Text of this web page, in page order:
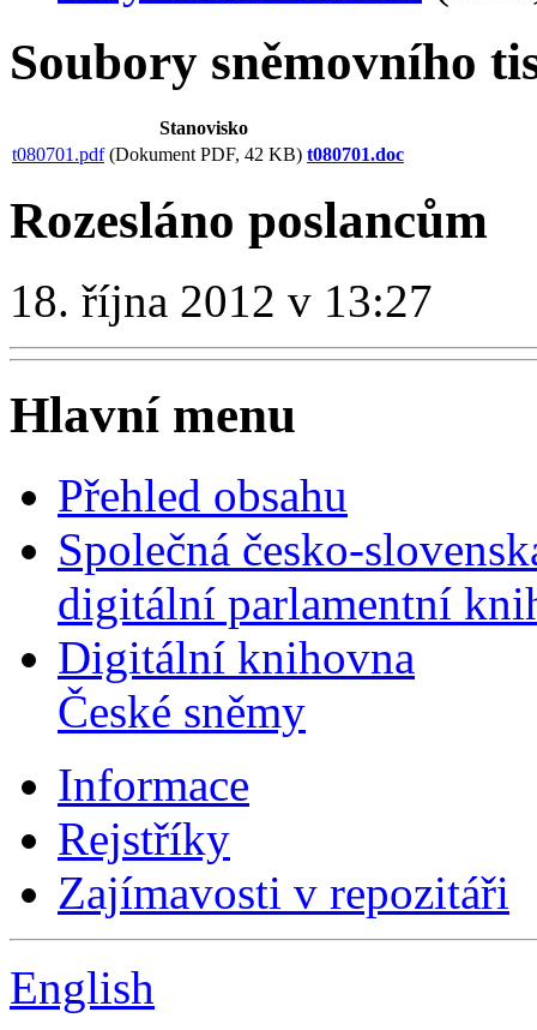
Soubory sněmovního
Stanovisko
t080701.pdf(Dokument PDF, 42 KB) t080701.doc
Rozesláno poslancům
18. října 2012 v 13:27
Hlavní menu
Přehled obsahu
Společná česko-
digitální parlamentní
Digitální knihovna
České sněmy
Informace
Rejstříky
Zajímavosti v repozitáři
English